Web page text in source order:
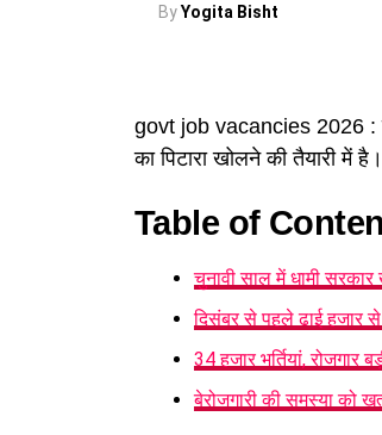
ByYogita Bisht
govt job vacancies 2026 :
का पिटारा खोलने की तैयारी में
Table of
चुनावी साल में धामी सरकार
दिसंबर से पहले ढाई हजार से
34 हजार भर्तियां, रोजगार
बेरोजगारी की समस्या को